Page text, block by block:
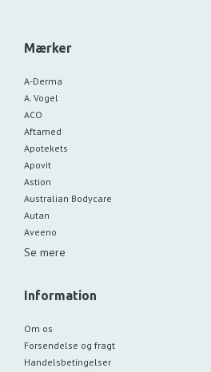
Mærker
A-Derma
A. Vogel
ACO
Aftamed
Apotekets
Apovit
Astion
Australian Bodycare
Autan
Aveeno
Se mere
Information
Om os
Forsendelse og fragt
Handelsbetingelser